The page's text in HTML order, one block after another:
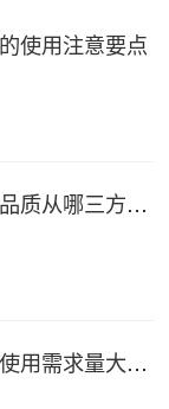
使用注意要点
衡量集装箱公寓品质从哪三方面入手？
简述集装箱公寓使用需求量大幅增加的原因